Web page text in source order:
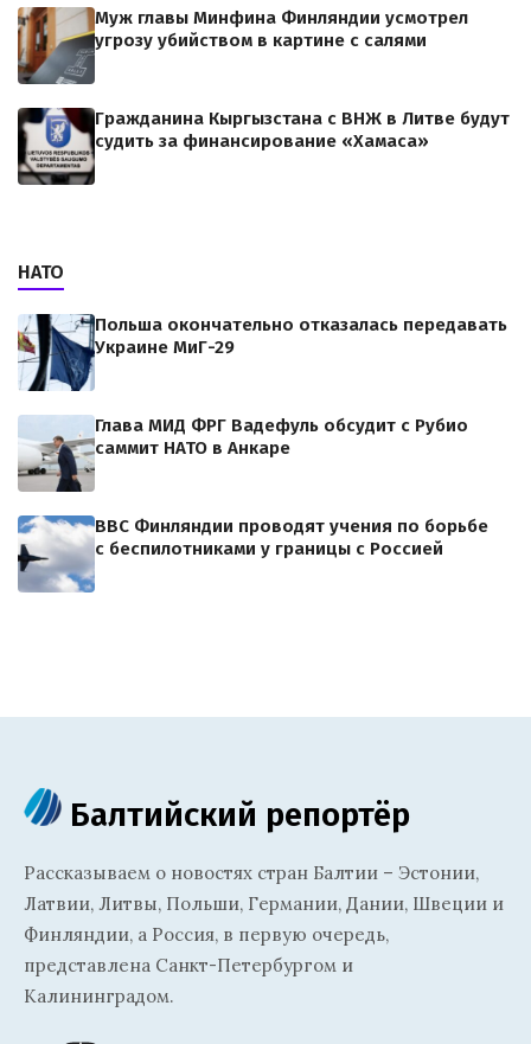
Муж главы Минфина Финляндии усмотрел
угрозу убийством в картине с салями
Гражданина Кыргызстана с ВНЖ в Литве будут
судить за финансирование «Хамаса»
НАТО
Польша окончательно отказалась передавать
Украине МиГ-29
Глава МИД ФРГ Вадефуль обсудит с Рубио
саммит НАТО в Анкаре
ВВС Финляндии проводят учения по борьбе
с беспилотниками у границы с Россией
Балтийский репортёр
Рассказываем о новостях стран Балтии – Эстонии,
Латвии, Литвы, Польши, Германии, Дании, Швеции и
Финляндии, а Россия, в первую очередь,
представлена Санкт-Петербургом и
Калининградом.